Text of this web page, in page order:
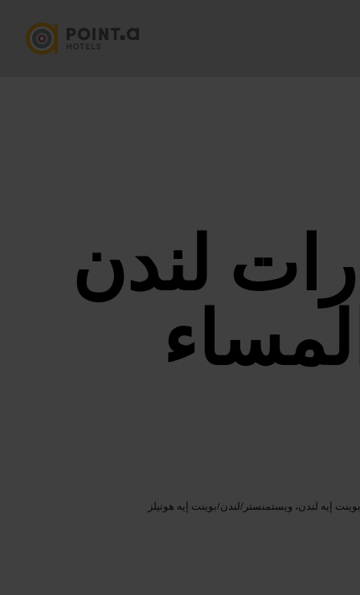
لندن
بوينت إيه هوتيلز/لندن/ بوينت إيه لندن، ويستمنستر